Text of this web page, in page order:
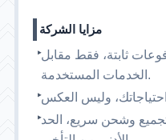
مزايا الشركة
ثابتة، فقط مقابل
الخدمات المستخدمة.
وشحن سريع، الحد